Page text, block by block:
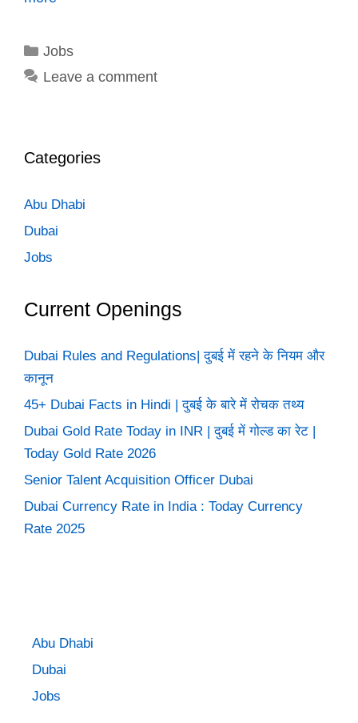
Categories
Jobs
Leave a comment
Categories
Abu Dhabi
Dubai
Jobs
Current Openings
Dubai Rules and Regulations| दुबई में रहने के नियम और
कानून
45+ Dubai Facts in Hindi | दुबई के बारे में रोचक तथ्य
Dubai Gold Rate Today in INR | दुबई में गोल्ड का रेट |
Today Gold Rate 2026
Senior Talent Acquisition Officer Dubai
Dubai Currency Rate in India : Today Currency
Rate 2025
Abu Dhabi
Dubai
Jobs